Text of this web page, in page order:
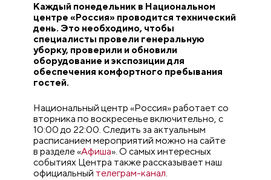
Каждый понедельник в Национальном
центре «Россия» проводится технический
день. Это необходимо, чтобы
специалисты провели генеральную
уборку, проверили и обновили
оборудование и экспозиции для
обеспечения комфортного пребывания
гостей.
Национальный центр «Россия» работает со
вторника по воскресенье включительно, с
10:00 до 22:00. Следить за актуальным
расписанием мероприятий можно на сайте
в разделе «Афиша». О самых интересных
событиях Центра также рассказывает наш
официальный телеграм-канал.